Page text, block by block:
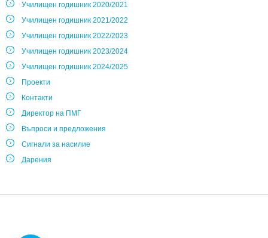
Училищен годишник 2020/2021
Училищен годишник 2021/2022
Училищен годишник 2022/2023
Училищен годишник 2023/2024
Училищен годишник 2024/2025
Проекти
Контакти
Директор на ПМГ
Въпроси и предложения
Сигнали за насилие
Дарения